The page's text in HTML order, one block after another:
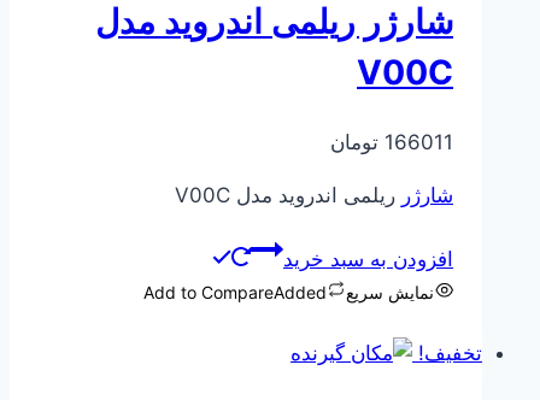
شارژر ریلمی اندروید مدل
V00C
166011 تومان
شارژر ریلمی اندروید مدل V00C
افزودن به سبد خرید
نمایش سریع Add to CompareAdded
تخفیف!